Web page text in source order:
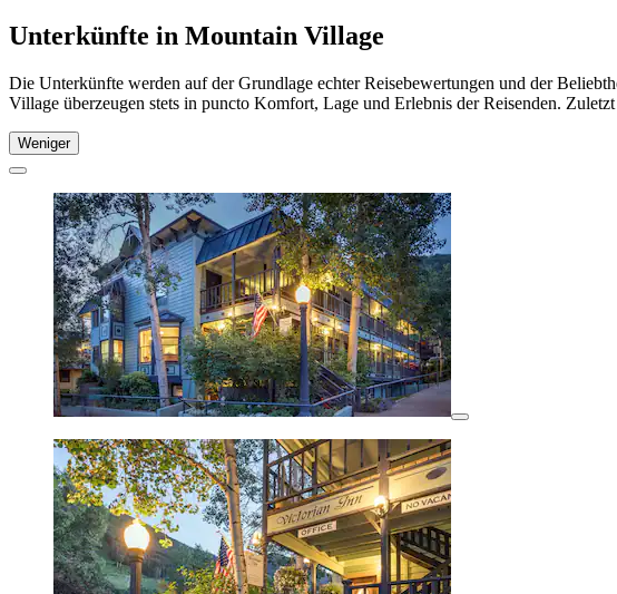
Unterkünfte in Mountain Village
Die Unterkünfte werden auf der Grundlage echter Reisebewertungen und der
Village überzeugen stets in puncto Komfort, Lage und Erlebnis der Reisenden.
Weniger